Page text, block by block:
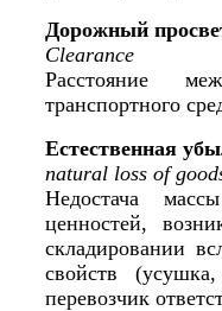
Дорожный
Clearance
Расстояние
транспортного
Естественная
natural loss of
Недостача
ценностей,
складировании
свойств
перевозчик